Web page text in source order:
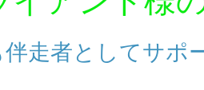
走者としてサポ